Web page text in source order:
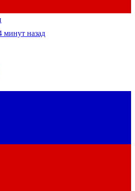
минут назад